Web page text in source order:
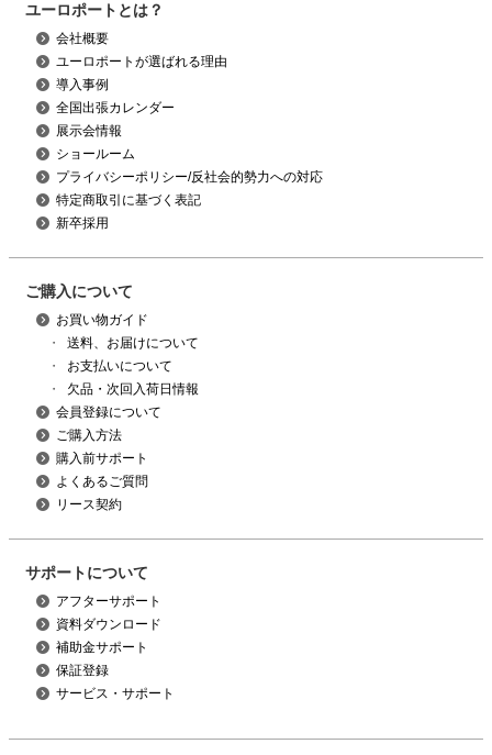
ユーロポートとは？
会社概要
ユーロポートが選ばれる理由
導入事例
全国出張カレンダー
展示会情報
ショールーム
プライバシーポリシー/反社会的勢力への対応
特定商取引に基づく表記
新卒採用
ご購入について
お買い物ガイド
・
送料、お届けについて
・
お支払いについて
・
欠品・次回入荷日情報
会員登録について
ご購入方法
購入前サポート
よくあるご質問
リース契約
サポートについて
アフターサポート
資料ダウンロード
補助金サポート
保証登録
サービス・サポート